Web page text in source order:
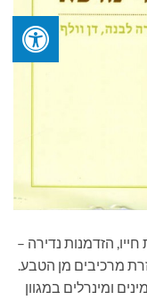
הזדמנות נדירה –
מרכיבים מן הטבע.
ומינרלים במגוון